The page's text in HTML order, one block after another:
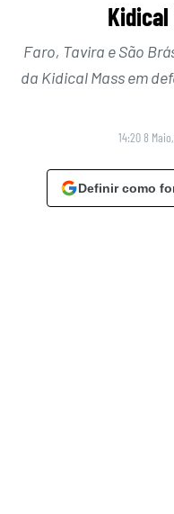
Faro, Tavira e São
da Kidical Mass em
14:20 8
Definir como